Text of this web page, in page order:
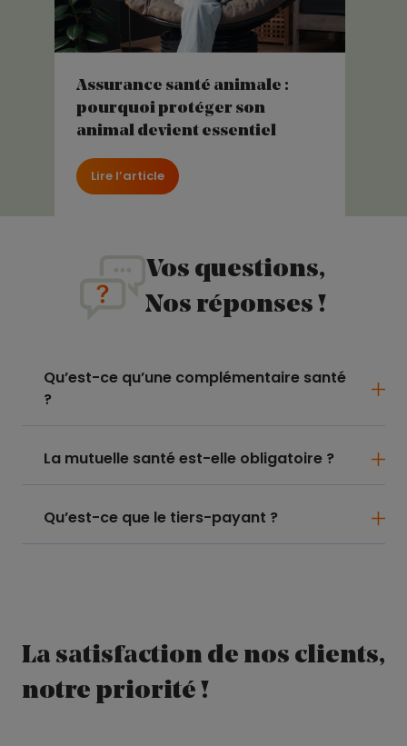
Assurance santé animale :
pourquoi protéger son
animal devient essentiel
Lire l’article
Vos questions,
Nos réponses !
Qu’est-ce qu’une complémentaire santé
?
La mutuelle santé est-elle obligatoire ?
Qu’est-ce que le tiers-payant ?
La satisfaction de nos clients,
notre priorité !